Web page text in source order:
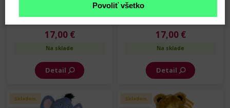
Rubens Barn oblečenie -
Tučniak - 36 cm
17,00 €
Na sklade
Detail
Rubens Barn oblečenie -
Sobík - 36 cm
17,00 €
Na sklade
Detail
Skladom Skladom
Povoliť všetko